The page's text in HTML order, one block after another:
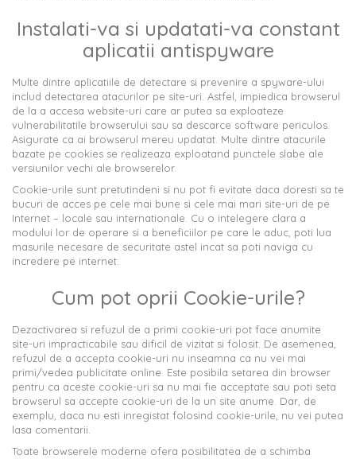
Instalati-va si updatati-va constant
aplicatii antispyware
Multe dintre aplicatiile de detectare si prevenire a spyware-ului
includ detectarea atacurilor pe site-uri. Astfel, impiedica browserul
de la a accesa website-uri care ar putea sa exploateze
vulnerabilitatile browserului sau sa descarce software periculos.
Asigurate ca ai browserul mereu updatat. Multe dintre atacurile
bazate pe cookies se realizeaza exploatand punctele slabe ale
versiunilor vechi ale browserelor.
Cookie-urile sunt pretutindeni si nu pot fi evitate daca doresti sa te
bucuri de acces pe cele mai bune si cele mai mari site-uri de pe
Internet – locale sau internationale. Cu o intelegere clara a
modului lor de operare si a beneficiilor pe care le aduc, poti lua
masurile necesare de securitate astel incat sa poti naviga cu
incredere pe internet.
Cum pot oprii Cookie-urile?
Dezactivarea si refuzul de a primi cookie-uri pot face anumite
site-uri impracticabile sau dificil de vizitat si folosit. De asemenea,
refuzul de a accepta cookie-uri nu inseamna ca nu vei mai
primi/vedea publicitate online. Este posibila setarea din browser
pentru ca aceste cookie-uri sa nu mai fie acceptate sau poti seta
browserul sa accepte cookie-uri de la un site anume. Dar, de
exemplu, daca nu esti inregistat folosind cookie-urile, nu vei putea
lasa comentarii.
Toate browserele moderne ofera posibilitatea de a schimba